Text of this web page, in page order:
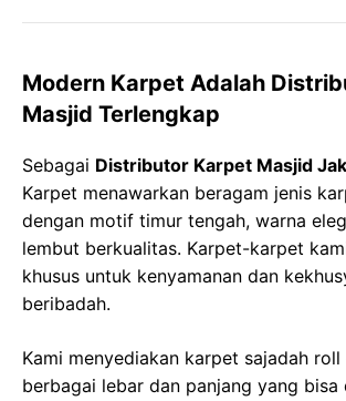
Modern Karpet Adalah
Masjid Terlengkap
Sebagai Distributor Karpet Masjid
Karpet menawarkan beragam jenis
dengan motif timur tengah, warna
lembut berkualitas. Karpet-karpet
khusus untuk kenyamanan dan
beribadah.
Kami menyediakan karpet sajadah roll
berbagai lebar dan panjang yang bisa